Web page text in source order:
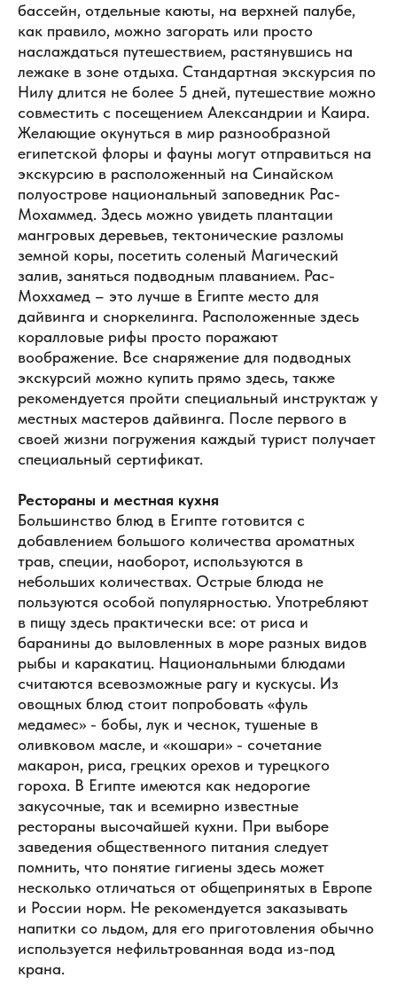
бассейн, отдельные каюты, на верхней палубе,
как правило, можно загорать или просто
наслаждаться путешествием, растянувшись на
лежаке в зоне отдыха. Стандартная экскурсия по
Нилу длится не более 5 дней, путешествие можно
совместить с посещением Александрии и Каира.
Желающие окунуться в мир разнообразной
египетской флоры и фауны могут отправиться на
экскурсию в расположенный на Синайском
полуострове национальный заповедник Рас-
Мохаммед. Здесь можно увидеть плантации
мангровых деревьев, тектонические разломы
земной коры, посетить соленый Магический
залив, заняться подводным плаванием. Рас-
Моххамед – это лучше в Египте место для
дайвинга и сноркелинга. Расположенные здесь
коралловые рифы просто поражают
воображение. Все снаряжение для подводных
экскурсий можно купить прямо здесь, также
рекомендуется пройти специальный инструктаж у
местных мастеров дайвинга. После первого в
своей жизни погружения каждый турист получает
специальный сертификат.
Рестораны и местная кухня
Большинство блюд в Египте готовится с
добавлением большого количества ароматных
трав, специи, наоборот, используются в
небольших количествах. Острые блюда не
пользуются особой популярностью. Употребляют
в пищу здесь практически все: от риса и
баранины до выловленных в море разных видов
рыбы и каракатиц. Национальными блюдами
считаются всевозможные рагу и кускусы. Из
овощных блюд стоит попробовать «фуль
медамес» - бобы, лук и чеснок, тушеные в
оливковом масле, и «кошари» - сочетание
макарон, риса, грецких орехов и турецкого
гороха. В Египте имеются как недорогие
закусочные, так и всемирно известные
рестораны высочайшей кухни. При выборе
заведения общественного питания следует
помнить, что понятие гигиены здесь может
несколько отличаться от общепринятых в Европе
и России норм. Не рекомендуется заказывать
напитки со льдом, для его приготовления обычно
используется нефильтрованная вода из-под
крана.